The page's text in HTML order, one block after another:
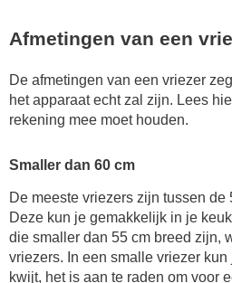
Afmetingen van een
De afmetingen van een vriezer
het apparaat echt zal zijn. Lees
rekening mee moet houden.
Smaller dan 60 cm
De meeste vriezers zijn tussen de
Deze kun je gemakkelijk in je
die smaller dan 55 cm breed zijn,
vriezers. In een smalle vriezer
kwijt, het is aan te raden om voor